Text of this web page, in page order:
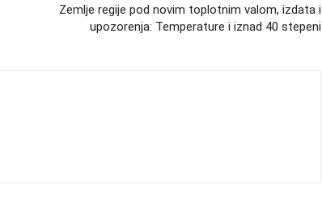
Zemlje regije pod novim toplotnim valom, izdata i
upozorenja: Temperature i iznad 40 stepeni